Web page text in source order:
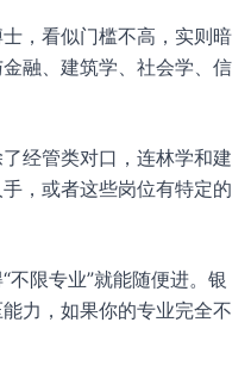
，看似门槛不高，实则暗
融、建筑学、社会学、信
经管类对口，连林学和建
，或者这些岗位有特定的
不限专业”就能随便进。银
力，如果你的专业完全不